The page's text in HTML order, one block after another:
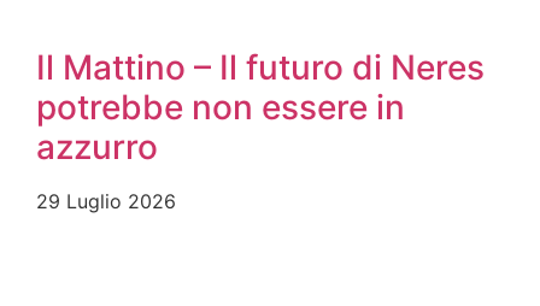
Il Mattino – Il futuro di Neres
potrebbe non essere in
azzurro
29 Luglio 2026